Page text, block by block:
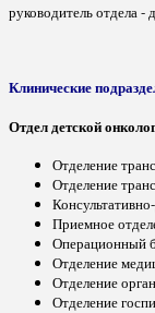
руководитель отдела
Клинические
Отдел детской
Отделение
Отделение
Приемное
Операционный
Отделение
Отделение
Отделение